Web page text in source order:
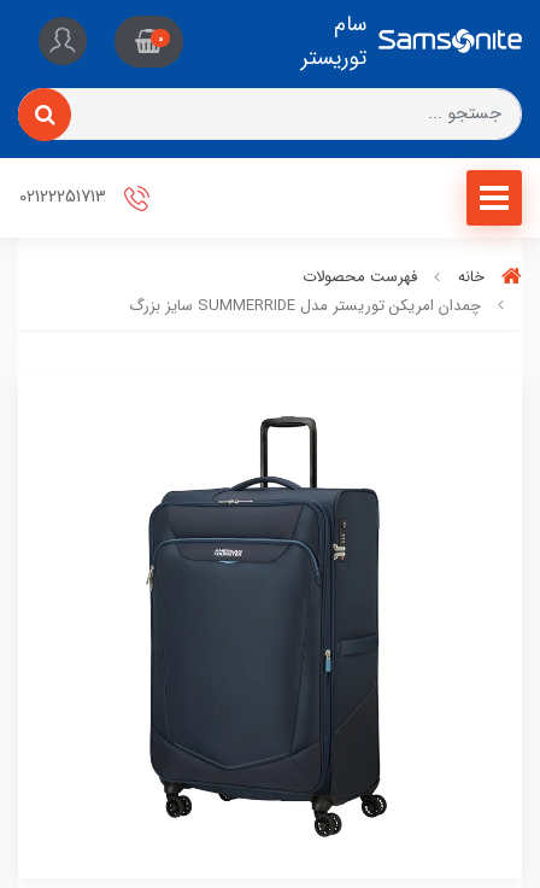
سام
توریستر
0
خانه
فهرست محصولات
چمدان امریکن توریستر مدل SUMMERRIDE سایز بزرگ